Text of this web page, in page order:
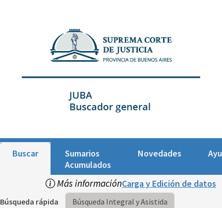
Buscar
Sumarios
Acumulados
Novedades
Más informaciónCarga y Edición de datos
Búsqueda rápida Búsqueda Integral y Asistida